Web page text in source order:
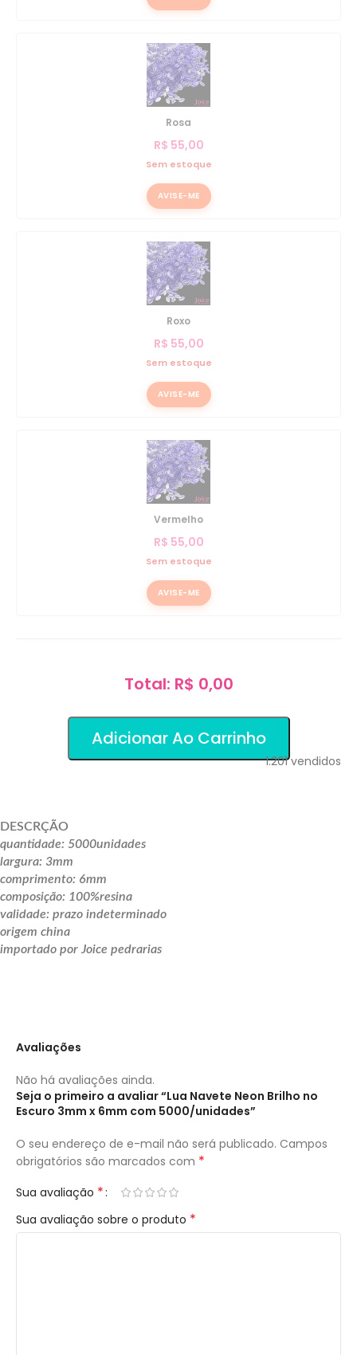
Rosa
R$ 55,00
Sem estoque
AVISE-ME
Roxo
R$ 55,00
Sem estoque
AVISE-ME
Vermelho
R$ 55,00
Sem estoque
AVISE-ME
Total: R$ 0,00
Adicionar Ao Carrinho
1.201vendidos
DESCRÇÃO
quantidade: 5000unidades
largura: 3mm
comprimento: 6mm
composição: 100%resina
validade: prazo indeterminado
origem china
importado por Joice pedrarias
Avaliações
Não há avaliações ainda.
Seja o primeiro a avaliar “Lua Navete Neon Brilho no
Escuro 3mm x 6mm com 5000/unidades”
O seu endereço de e-mail não será publicado. Campos
obrigatórios são marcados com *
Sua avaliação *
Sua avaliação sobre o produto *